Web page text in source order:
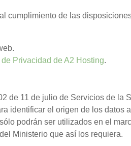
cumplimiento de las
Privacidad de A2 Hosting.
de 11 de julio de Servicios de la
identificar el origen de los datos
podrán ser utilizados en el
Ministerio que así los requiera.